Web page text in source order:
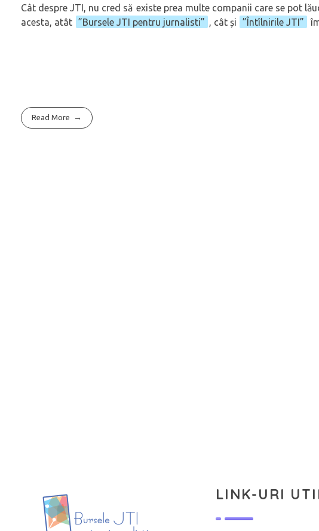
Cât despre JTI, nu cred să existe prea multe companii care se pot
acesta, atât ”Bursele JTI pentru jurnalisti” , cât și ”Întîlnirile JTI”
Read More
LINK-URI